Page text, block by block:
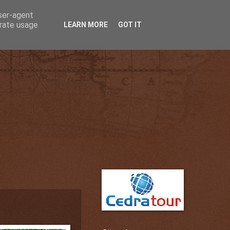
agent
usage
LEARN MORE GOT IT